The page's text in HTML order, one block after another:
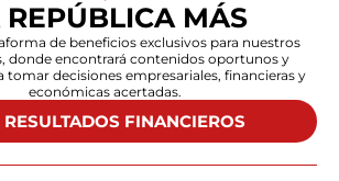
REPÚBLICA MÁS
de beneficios exclusivos para nuestros
donde encontrará contenidos oportunos y
tomar decisiones empresariales, financieras y
económicas acertadas.
RESULTADOS FINANCIEROS